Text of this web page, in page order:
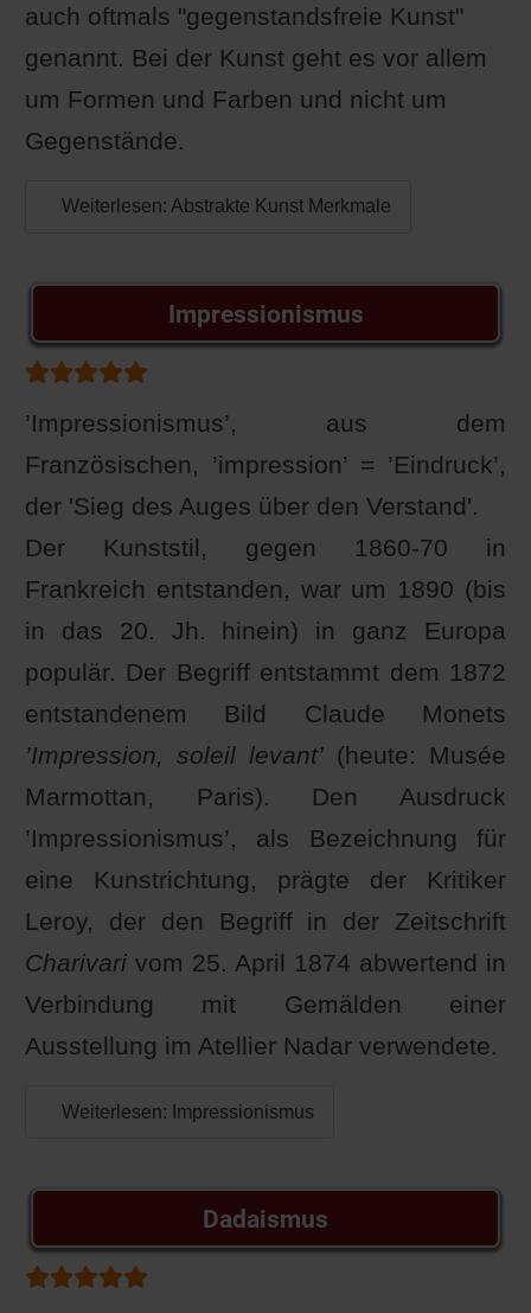
auch oftmals "gegenstandsfreie Kunst"
genannt. Bei der Kunst geht es vor allem
um Formen und Farben und nicht um
Gegenstände.
Weiterlesen: Abstrakte Kunst Merkmale
Impressionismus
Bewertung:
’Impressionismus’, aus dem
Französischen, ’impression’ = ’Eindruck’,
der 'Sieg des Auges über den Verstand'.
Der Kunststil, gegen 1860-70 in
Frankreich entstanden, war um 1890 (bis
in das 20. Jh. hinein) in ganz Europa
populär. Der Begriff entstammt dem 1872
entstandenem Bild Claude Monets
’Impression, soleil levant’ (heute: Musée
Marmottan, Paris). Den Ausdruck
’Impressionismus’, als Bezeichnung für
eine Kunstrichtung, prägte der Kritiker
Leroy, der den Begriff in der Zeitschrift
Charivarivom 25. April 1874 abwertend in
Verbindung mit Gemälden einer
Ausstellung im Atellier Nadar verwendete.
Weiterlesen: Impressionismus
Dadaismus
Bewertung: